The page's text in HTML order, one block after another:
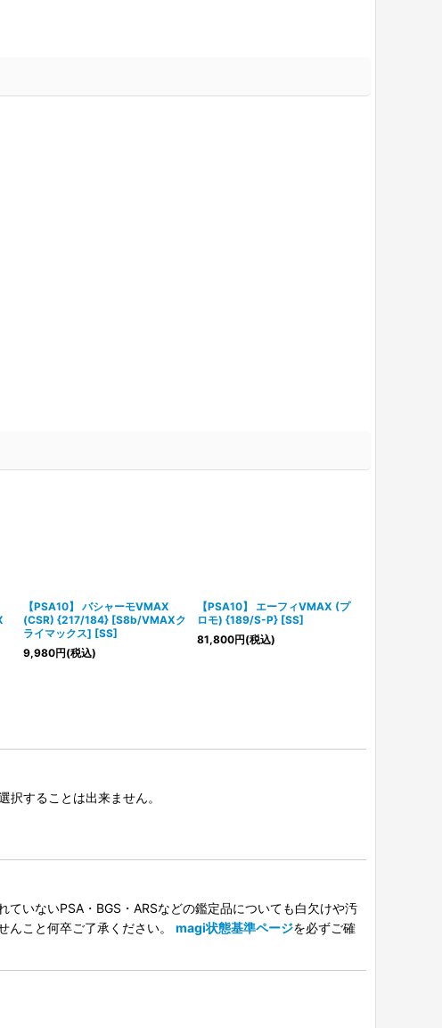
【PSA10】 バシャーモVMAX
(CSR) {217/184} [S8b/VMAXク
ライマックス] [SS]
9,980円(税込)
【PSA10】 エーフィVMAX (プ
ロモ) {189/S-P} [SS]
81,800円(税込)
することは出来ません。
いないPSA・BGS・ARSなどの鑑定品についても白欠けや汚
んこと何卒ご了承ください。 magi状態基準ページを必ずご確